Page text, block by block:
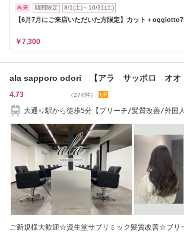
再来 期間限定 8/1(土)～10/31(土)
【6月7月にご来店いただいた方限定】カット＋
￥7,300
ala sapporo odori 【アラ サッポロ オオド
4.73 （274件）
大通り駅から徒歩5分【ブリーチ/髪質改善/外
ご新規様大歓迎☆資生堂サブリミック髪質改善☆ブ